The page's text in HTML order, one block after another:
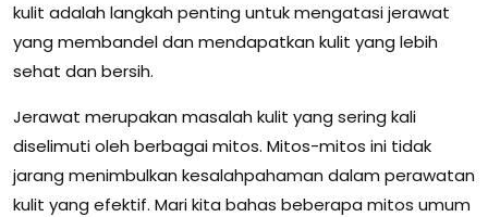
kulit adalah langkah penting untuk mengatasi jerawat
yang membandel dan mendapatkan kulit yang lebih
sehat dan bersih.
Jerawat merupakan masalah kulit yang sering kali
diselimuti oleh berbagai mitos. Mitos-mitos ini tidak
jarang menimbulkan kesalahpahaman dalam perawatan
kulit yang efektif. Mari kita bahas beberapa mitos umum